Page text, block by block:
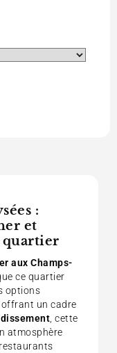
:
et
quartier
aux Champs-
ce quartier
options
offrant un cadre
, cette
atmosphère